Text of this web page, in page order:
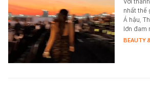
nhất thế
Á hậu,
lớn đam
BEAUTY